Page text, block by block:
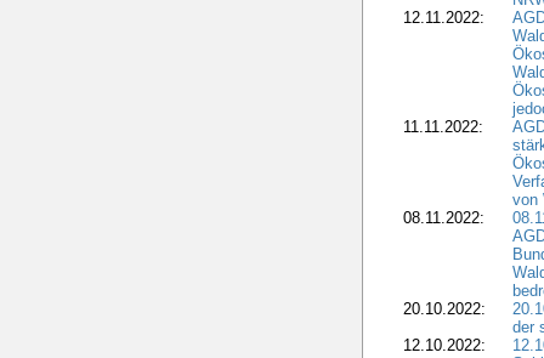
12.11.2022:
11.11.2022:
von
08.11.2022:
20.10.2022:
der
12.10.2022: